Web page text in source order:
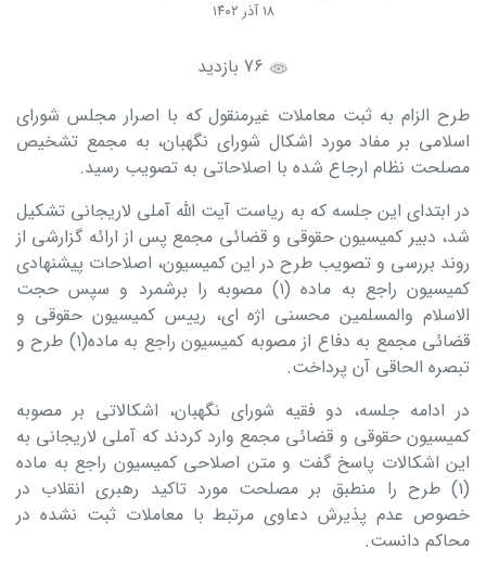
۱۸ آذر ۱۴۰۲
طرح الزام به ثبت معاملات غیرمنقول که با اصرار مجلس شورای
اسلامی بر مفاد مورد اشکال شورای نگهبان، به مجمع تشخیص
مصلحت نظام ارجاع شده با اصلاحاتی به تصویب رسید.
در ابتدای این جلسه که به ریاست آیت الله آملی لاریجانی تشکیل
شد،‌ دبیر کمیسیون حقوقی و قضائی مجمع پس از ارائه گزارشی از
روند بررسی و تصویب طرح در این کمیسیون، اصلاحات پیشنهادی
کمیسیون راجع به ماده (۱) مصوبه را برشمرد و سپس حجت
الاسلام والمسلمین محسنی اژه ای‌، رییس کمیسیون حقوقی و
قضائی مجمع به دفاع از مصوبه کمیسیون راجع به ماده(۱) طرح و
تبصره الحاقی آن پرداخت.
در ادامه جلسه،‌ دو فقیه شورای نگهبان، اشکالاتی بر مصوبه
کمیسیون حقوقی و قضائی مجمع وارد کردند که آملی‌ لاریجانی به
این اشکالات پاسخ گفت و متن اصلاحی کمیسیون راجع به ماده
(۱) طرح را منطبق بر مصلحت مورد تاکید رهبری انقلاب در
خصوص عدم پذیرش دعاوی مرتبط با معاملات ثبت نشده در
محاکم دانست.